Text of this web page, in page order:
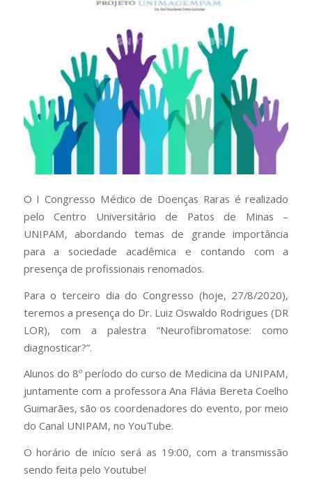
O I Congresso Médico de Doenças Raras é realizado
pelo Centro Universitário de Patos de Minas –
UNIPAM, abordando temas de grande importância
para a sociedade acadêmica e contando com a
presença de profissionais renomados.
Para o terceiro dia do Congresso (hoje, 27/8/2020),
teremos a presença do Dr. Luiz Oswaldo Rodrigues (DR
LOR), com a palestra “Neurofibromatose: como
diagnosticar?”.
Alunos do 8º período do curso de Medicina da UNIPAM,
juntamente com a professora Ana Flávia Bereta Coelho
Guimarães, são os coordenadores do evento, por meio
do Canal UNIPAM, no YouTube.
O horário de início será as 19:00, com a transmissão
sendo feita pelo Youtube!